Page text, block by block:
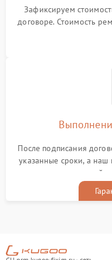
Зафиксируем
договоре. Стоимость
После подписания
указанные сроки, а наш